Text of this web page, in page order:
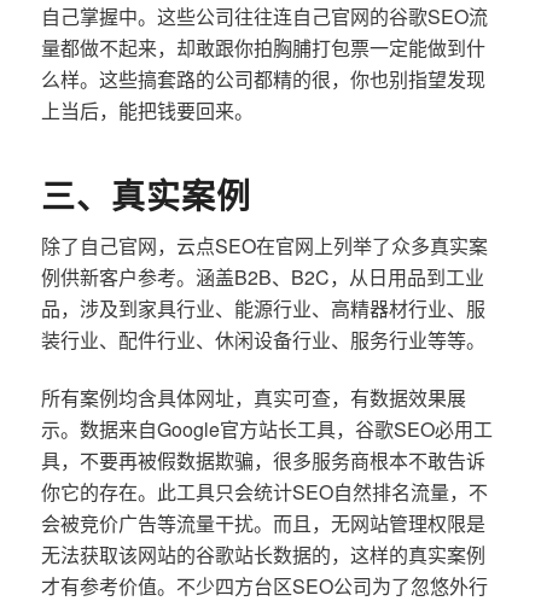
自己掌握中。这些公司往往连自己官网的谷歌SEO流
量都做不起来，却敢跟你拍胸脯打包票一定能做到什
么样。这些搞套路的公司都精的很，你也别指望发现
上当后，能把钱要回来。
三、真实案例
除了自己官网，云点SEO在官网上列举了众多真实案
例供新客户参考。涵盖B2B、B2C，从日用品到工业
品，涉及到家具行业、能源行业、高精器材行业、服
装行业、配件行业、休闲设备行业、服务行业等等。
所有案例均含具体网址，真实可查，有数据效果展
示。数据来自Google官方站长工具，谷歌SEO必用工
具，不要再被假数据欺骗，很多服务商根本不敢告诉
你它的存在。此工具只会统计SEO自然排名流量，不
会被竞价广告等流量干扰。而且，无网站管理权限是
无法获取该网站的谷歌站长数据的，这样的真实案例
才有参考价值。不少四方台区SEO公司为了忽悠外行